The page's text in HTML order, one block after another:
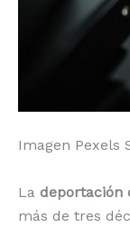
Imagen Pexels
La deportación
más de tres